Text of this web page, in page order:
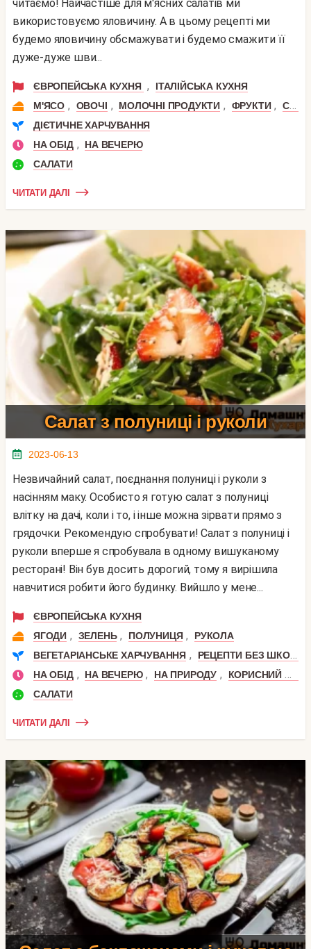
читаємо! Найчастіше для м'ясних салатів ми
використовуємо яловичину. А в цьому рецепті ми
будемо яловичину обсмажувати і будемо смажити її
дуже-дуже шви...
ЄВРОПЕЙСЬКА КУХНЯ ,
ІТАЛІЙСЬКА КУХНЯ
М'ЯСО , ОВОЧІ , МОЛОЧНІ ПРОДУКТИ , ФРУКТИ , СИР
ДІЄТИЧНЕ ХАРЧУВАННЯ
НА ОБІД ,
НА ВЕЧЕРЮ
САЛАТИ
ЧИТАТИ ДАЛІ
Салат з полуниці і руколи
2023-06-13
Незвичайний салат, поєднання полуниці і руколи з
насінням маку. Особисто я готую салат з полуниці
влітку на дачі, коли і то, і інше можна зірвати прямо з
грядочки. Рекомендую спробувати! Салат з полуниці і
руколи вперше я спробувала в одному вишуканому
ресторані! Він був досить дорогий, тому я вирішила
навчитися робити його будинку. Вийшло у мене...
ЄВРОПЕЙСЬКА КУХНЯ
ЯГОДИ , ЗЕЛЕНЬ , ПОЛУНИЦЯ ,
РУКОЛА
ВЕГЕТАРІАНСЬКЕ ХАРЧУВАННЯ ,
РЕЦЕПТИ БЕЗ ШКОДИ
НА ОБІД , НА ВЕЧЕРЮ , НА ПРИРОДУ ,
КОРИСНИЙ ОБІД
САЛАТИ
ЧИТАТИ ДАЛІ